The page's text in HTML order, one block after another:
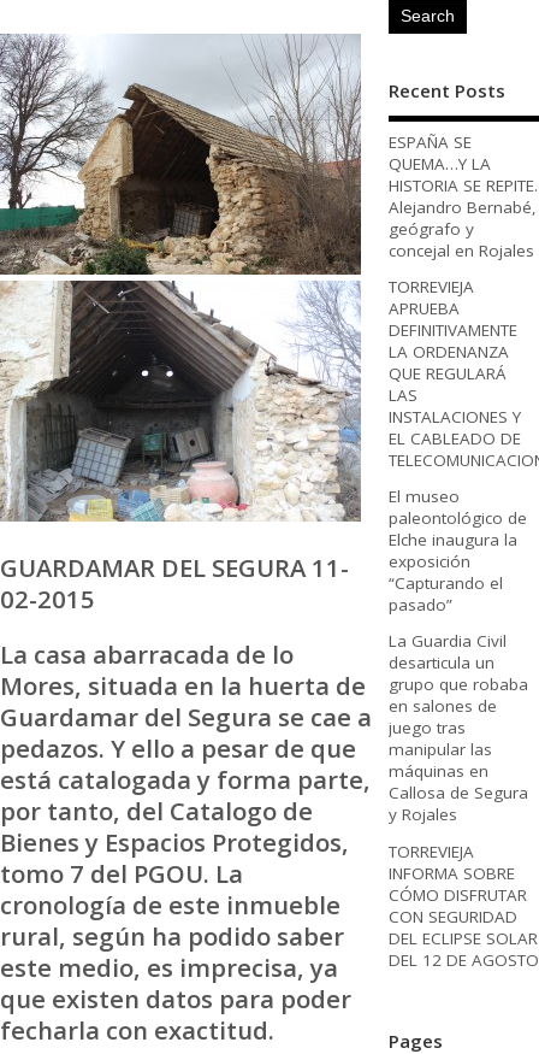
GUARDAMAR DEL SEGURA 11-
02-2015
La casa abarracada de lo
Mores, situada en la huerta de
Guardamar del Segura se cae a
pedazos. Y ello a pesar de que
está catalogada y forma parte,
por tanto, del Catalogo de
Bienes y Espacios Protegidos,
tomo 7 del PGOU. La
cronología de este inmueble
rural, según ha podido saber
este medio, es imprecisa, ya
que existen datos para poder
fecharla con exactitud.
Recent Posts
ESPAÑA SE
QUEMA…Y LA
HISTORIA SE REPITE.
Alejandro Bernabé,
geógrafo y
concejal en Rojales
TORREVIEJA
APRUEBA
DEFINITIVAMENTE
LA ORDENANZA
QUE REGULARÁ
LAS
INSTALACIONES Y
EL CABLEADO DE
El museo
paleontológico de
Elche inaugura la
exposición
“Capturando el
pasado”
La Guardia Civil
desarticula un
grupo que robaba
en salones de
juego tras
manipular las
máquinas en
Callosa de Segura
y Rojales
TORREVIEJA
INFORMA SOBRE
CÓMO DISFRUTAR
CON SEGURIDAD
DEL ECLIPSE SOLAR
DEL 12 DE AGOSTO
Pages